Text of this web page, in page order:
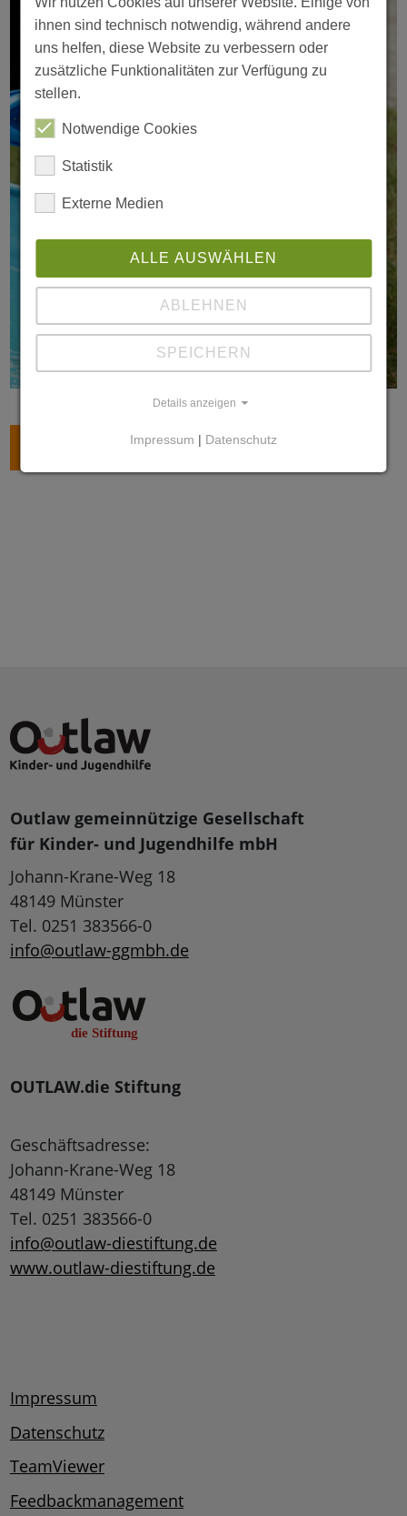
Outlaw gemeinnützige Gesellschaft
für Kinder- und Jugendhilfe mbH
Johann-Krane-Weg 18
48149 Münster
Tel. 0251 383566-0
info@outlaw-ggmbh.de
OUTLAW.die Stiftung
Geschäftsadresse:
Johann-Krane-Weg 18
48149 Münster
Tel. 0251 383566-0
info@outlaw-diestiftung.de
www.outlaw-diestiftung.de
Impressum
Datenschutz
TeamViewer
Feedbackmanagement
ihnen sind technisch notwendig, während andere
uns helfen, diese Website zu verbessern oder
zusätzliche Funktionalitäten zur Verfügung zu
stellen.
Notwendige Cookies
Statistik
Externe Medien
ALLE AUSWÄHLEN
ABLEHNEN
SPEICHERN
Details anzeigen
Impressum | Datenschutz